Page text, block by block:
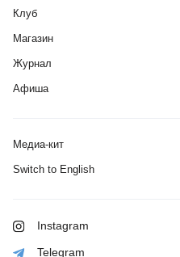
Клуб
Магазин
Журнал
Афиша
Медиа-кит
Switch to English
Instagram
Telegram